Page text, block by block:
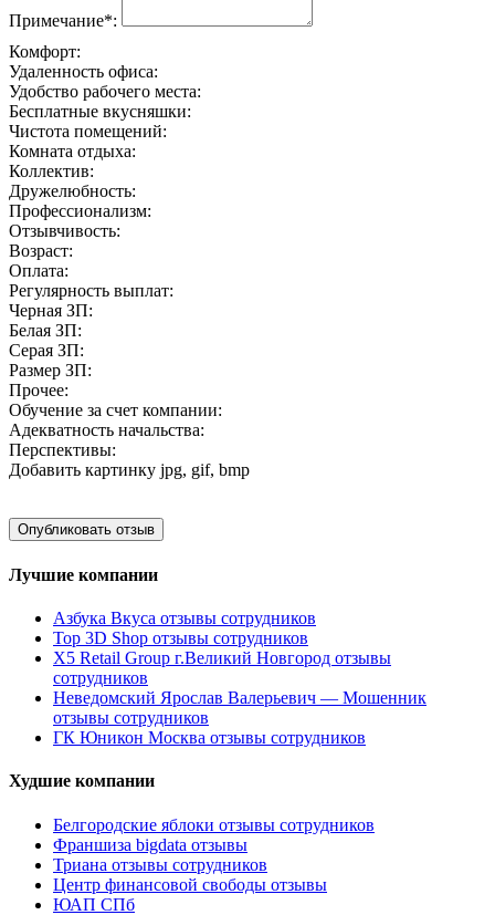
Примечание*:
Комфорт:
Удаленность офиса:
Удобство рабочего места:
Бесплатные вкусняшки:
Чистота помещений:
Комната отдыха:
Коллектив:
Дружелюбность:
Профессионализм:
Отзывчивость:
Возраст:
Оплата:
Регулярность выплат:
Черная ЗП:
Белая ЗП:
Серая ЗП:
Размер ЗП:
Прочее:
Обучение за счет компании:
Адекватность начальства:
Перспективы:
Добавить картинку jpg, gif, bmp
Лучшие компании
Азбука Вкуса отзывы сотрудников
Top 3D Shop отзывы сотрудников
X5 Retail Group г.Великий Новгород отзывы
сотрудников
Неведомский Ярослав Валерьевич — Мошенник
отзывы сотрудников
ГК Юникон Москва отзывы сотрудников
Худшие компании
Белгородские яблоки отзывы сотрудников
Франшиза bigdata отзывы
Триана отзывы сотрудников
Центр финансовой свободы отзывы
ЮАП СПб